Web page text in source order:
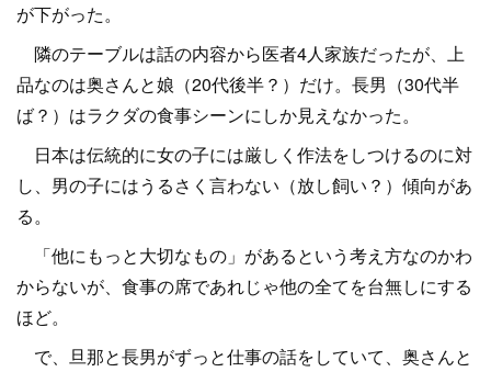
が下がった。
隣のテーブルは話の内容から医者4人家族だったが、上
品なのは奥さんと娘（20代後半？）だけ。長男（30代半
ば？）はラクダの食事シーンにしか見えなかった。
日本は伝統的に女の子には厳しく作法をしつけるのに対
し、男の子にはうるさく言わない（放し飼い？）傾向があ
る。
「他にもっと大切なもの」があるという考え方なのかわ
からないが、食事の席であれじゃ他の全てを台無しにする
ほど。
で、旦那と長男がずっと仕事の話をしていて、奥さんと